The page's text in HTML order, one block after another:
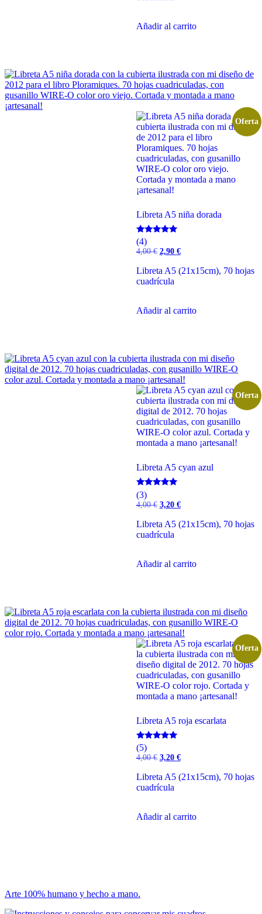
Añadir al carrito
Oferta
Libreta A5 niña dorada
Valorado
con
5.00
(4)
4,00€ El
original
era:
2,90 €El
actual
Libreta A5 (21x15cm), 70 hojas
cuadrícula
Añadir al carrito
Oferta
Libreta A5 cyan azul
Valorado
con
5.00
(3)
4,00€ El
original
era:
3,20 €El
actual
es:
Libreta A5 (21x15cm), 70 hojas
cuadrícula
Añadir al carrito
Oferta
Libreta A5 roja escarlata
Valorado
con
5.00
(5)
4,00€ El
original
era:
3,20 €El
actual
Libreta A5 (21x15cm), 70 hojas
cuadrícula
Añadir al carrito
Arte 100% humano y hecho a mano.